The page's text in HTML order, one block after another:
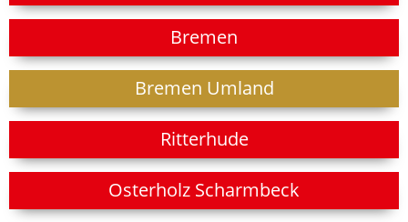
Bremen
Bremen Umland
Ritterhude
Osterholz Scharmbeck